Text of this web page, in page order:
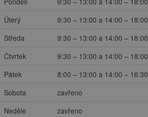
Úterý
9:30 – 13:00 a 14:00 – 18:00
Středa
9:30 – 13:00 a 14:00 – 18:00
Čtvrtek
9:30 – 13:00 a 14:00 – 18:00
Pátek
8:00 – 13:00 a 14:00 – 16:30
Sobota
zavřeno
Neděle
zavřeno